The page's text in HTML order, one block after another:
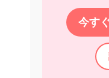
今す